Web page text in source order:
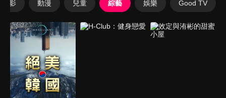
電影 動漫 兒童 綜藝 娛樂 Good TV